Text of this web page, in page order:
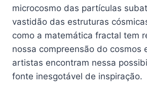
microcosmo das partículas
vastidão das estruturas
como a matemática fractal tem
nossa compreensão do cosmos
artistas encontram nessa
fonte inesgotável de inspiração.